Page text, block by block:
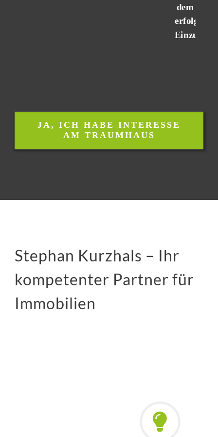
dem
Einzug!
JA, ICH HABE INTERESSE
AM TRAUMHAUS
Stephan Kurzhals – Ihr
kompetenter Partner für
Immobilien